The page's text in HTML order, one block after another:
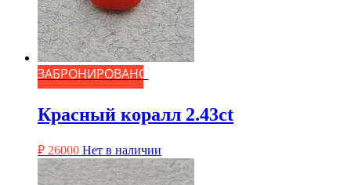
ЗАБРОНИРОВАНО
Красный коралл 2.43ct
₽ 26000 Нет в наличии